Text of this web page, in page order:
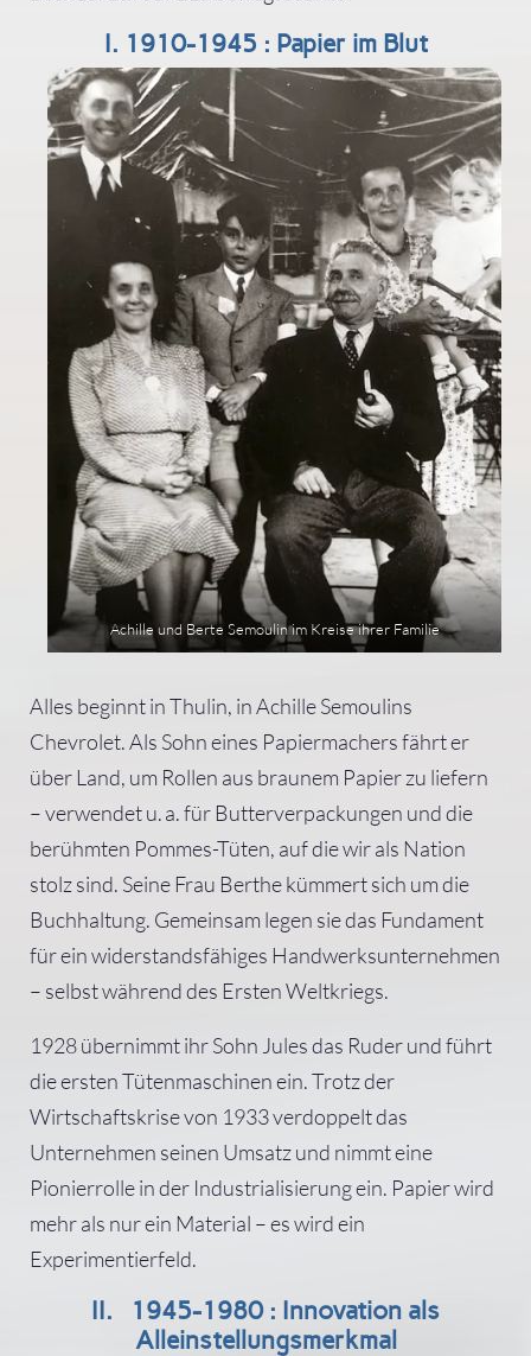
I. 1910-1945 : Papier im Blut
Achille und Berte Semoulin im Kreise ihrer Familie
Alles beginnt in Thulin, in Achille Semoulins
Chevrolet. Als Sohn eines Papiermachers fährt er
über Land, um Rollen aus braunem Papier zu liefern
– verwendet u. a. für Butterverpackungen und die
berühmten Pommes-Tüten, auf die wir als Nation
stolz sind. Seine Frau Berthe kümmert sich um die
Buchhaltung. Gemeinsam legen sie das Fundament
für ein widerstandsfähiges Handwerksunternehmen
– selbst während des Ersten Weltkriegs.
1928 übernimmt ihr Sohn Jules das Ruder und führt
die ersten Tütenmaschinen ein. Trotz der
Wirtschaftskrise von 1933 verdoppelt das
Unternehmen seinen Umsatz und nimmt eine
Pionierrolle in der Industrialisierung ein. Papier wird
mehr als nur ein Material – es wird ein
Experimentierfeld.
II. 1945-1980 : Innovation als
Alleinstellungsmerkmal